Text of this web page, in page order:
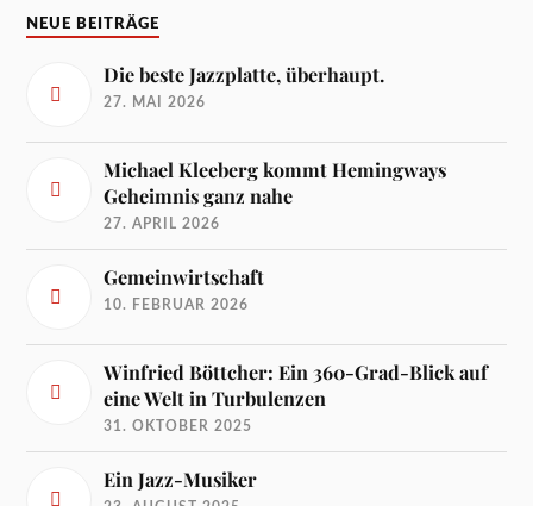
NEUE BEITRÄGE
Die beste Jazzplatte, überhaupt.
27. MAI 2026
Michael Kleeberg kommt Hemingways
Geheimnis ganz nahe
27. APRIL 2026
Gemeinwirtschaft
10. FEBRUAR 2026
Winfried Böttcher: Ein 360-Grad-Blick auf
eine Welt in Turbulenzen
31. OKTOBER 2025
Ein Jazz-Musiker